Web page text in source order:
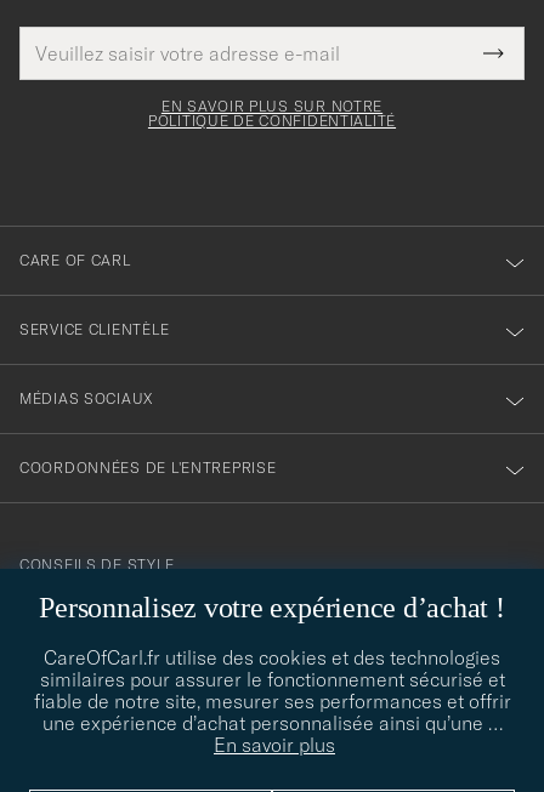
Personnalisez votre expérience d’achat !
CareOfCarl.fr utilise des cookies et des technologies
similaires pour assurer le fonctionnement sécurisé et
fiable de notre site, mesurer ses performances et offrir
une expérience d’achat personnalisée ainsi qu’une …
En savoir plus
de
courrier
Merci
pour
EN SAVOIR PLUS SUR NOTRE
POLITIQUE DE CONFIDENTIALITÉ
CARE OF CARL
SERVICE CLIENTÈLE
MÉDIAS SOCIAUX
COORDONNÉES DE L'ENTREPRISE
CONSEILS DE STYLE
Besoin d'aide pour trouver votre style ? Laissez-nous vous guider,
CONSEILS DE STYLE